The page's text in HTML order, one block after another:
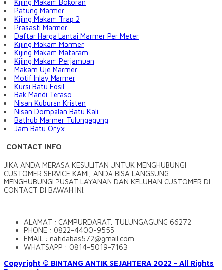
Kijing Makam Bokoran
Patung Marmer
Kijing Makam Trap 2
Prasasti Marmer
Daftar Harga Lantai Marmer Per Meter
Kijing Makam Marmer
Kijing Makam Mataram
Kijing Makam Perjamuan
Makam Uje Marmer
Motif Inlay Marmer
Kursi Batu Fosil
Bak Mandi Teraso
Nisan Kuburan Kristen
Nisan Dompalan Batu Kali
Bathub Marmer Tulungagung
Jam Batu Onyx
CONTACT INFO
JIKA ANDA MERASA KESULITAN UNTUK MENGHUBUNGI
CUSTOMER SERVICE KAMI, ANDA BISA LANGSUNG
MENGHUBUNGI PUSAT LAYANAN DAN KELUHAN CUSTOMER DI
CONTACT DI BAWAH INI.
ALAMAT : CAMPURDARAT, TULUNGAGUNG 66272
PHONE : 0822-4400-9555
EMAIL : nafidabas572@gmail.com
WHATSAPP : 0814-5019-7163
Copyright © BINTANG ANTIK SEJAHTERA 2022 - All Rights